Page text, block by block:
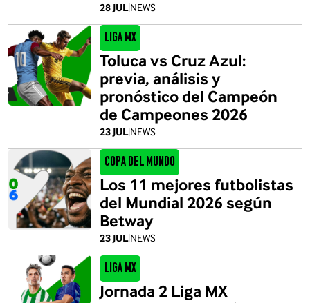
28 JUL|NEWS
Liga MX
23 JUL|NEWS
Toluca vs Cruz Azul:
previa, análisis y
pronóstico del Campeón
de Campeones 2026
Copa del Mundo
23 JUL|NEWS
Los 11 mejores futbolistas
del Mundial 2026 según
Betway
Liga MX
Jornada 2 Liga MX